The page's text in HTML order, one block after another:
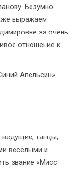
Безумно
выражаем
за очень
отношение к
Апельсин».
ведущие, танцы,
весёлыми и
звание «Мисс